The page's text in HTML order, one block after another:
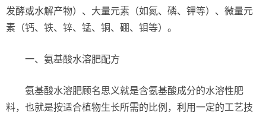
发酵或水解产物）、大量元素（如氮、磷、钾等）、微量元
素（钙、铁、锌、锰、铜、硼、钼等）。
一、氨基酸水溶肥配方
氨基酸水溶肥顾名思义就是含氨基酸成分的水溶性肥
料，也就是按适合植物生长所需的比例，利用一定的工艺技